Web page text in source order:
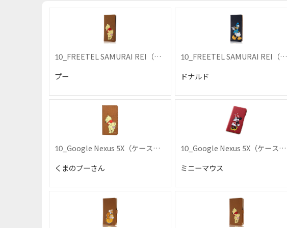
10_FREETEL SAMURAI REI（ケ
プー
10_FREETEL SAMURAI REI（ケ
ドナルド
10_Google Nexus 5X（ケース単
くまのプーさん
10_Google Nexus 5X（ケース単
ミニーマウス